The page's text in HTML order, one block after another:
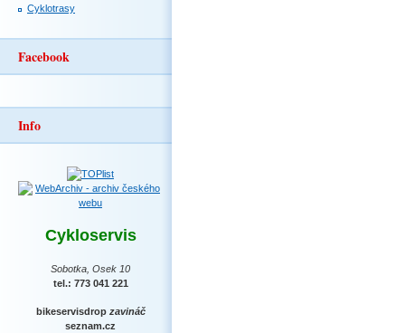
Cyklotrasy
Facebook
Info
Cykloservis
Sobotka, Osek 10
tel.: 773 041 221
bikeservisdrop zavináč
seznam.cz